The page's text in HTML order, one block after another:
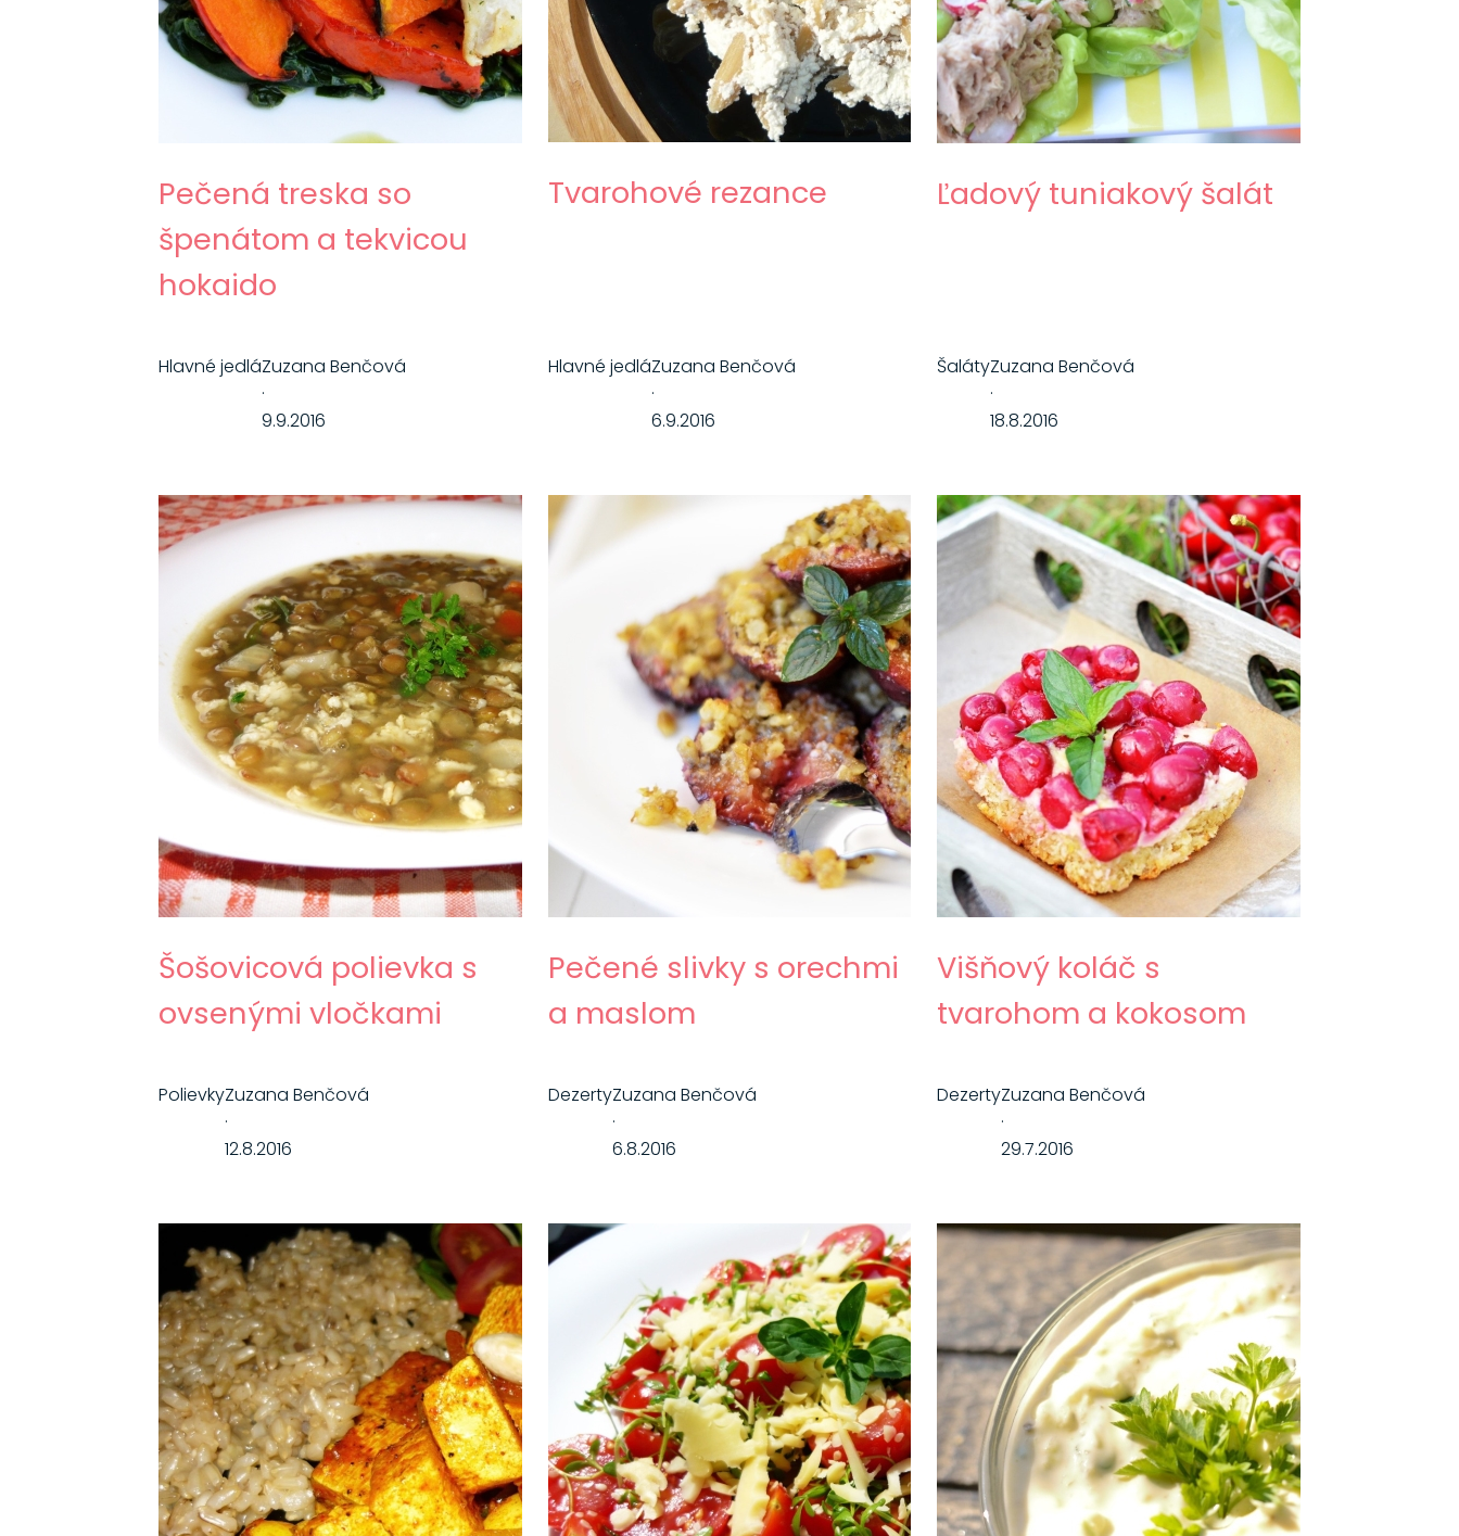
Pečená treska so
špenátom a tekvicou
hokaido
Hlavné jedláZuzana Benčová
·
9.9.2016
Tvarohové rezance
Hlavné jedláZuzana Benčová
·
6.9.2016
Ľadový tuniakový šalát
ŠalátyZuzana Benčová
·
18.8.2016
Šošovicová polievka s
ovsenými vločkami
PolievkyZuzana Benčová
·
12.8.2016
Pečené slivky s orechmi
a maslom
DezertyZuzana Benčová
·
6.8.2016
Višňový koláč s
tvarohom a kokosom
DezertyZuzana Benčová
·
29.7.2016